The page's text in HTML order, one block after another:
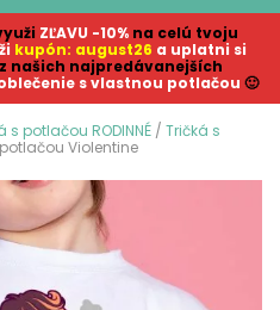
ZĽAVU -10% na celú tvoju
kupón: august26 a uplatni si
našich najpredávanejších
s vlastnou potlačou 🙂
s potlačou RODINNÉ / Tričká s
Violentine